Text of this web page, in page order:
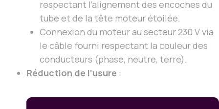
respectant l’alignement des encoches du
tube et de la tête moteur étoilée.
Connexion du moteur au secteur 230 V via
le câble fourni respectant la couleur des
conducteurs (phase, neutre, terre).
Réduction de l’usure :